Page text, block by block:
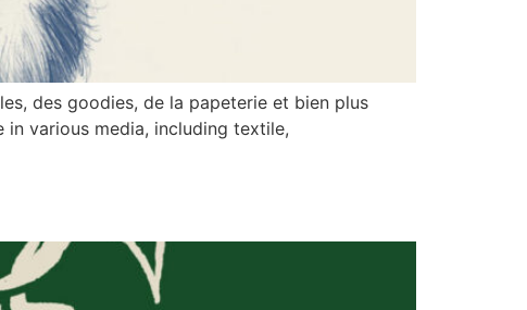
des goodies, de la papeterie et bien plus
various media, including textile,